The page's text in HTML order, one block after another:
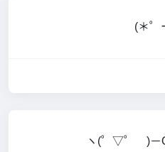
(＊゜
ヽ(゜▽゜ )－